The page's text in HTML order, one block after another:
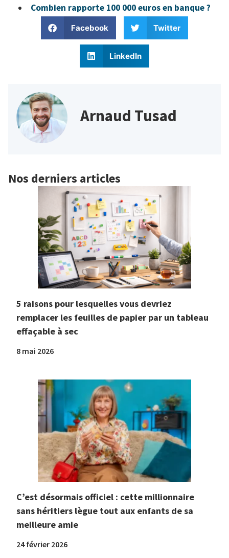
Combien rapporte 100 000 euros en banque ?
Facebook Twitter
LinkedIn
Arnaud Tusad
Nos derniers articles
5 raisons pour lesquelles vous devriez
remplacer les feuilles de papier par un tableau
effaçable à sec
8 mai 2026
C’est désormais officiel : cette millionnaire
sans héritiers lègue tout aux enfants de sa
meilleure amie
24 février 2026